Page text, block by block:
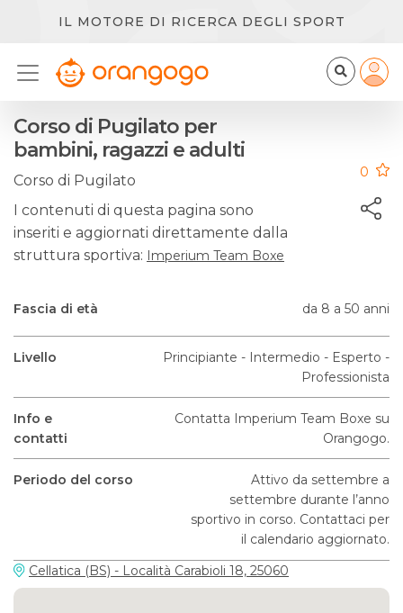
IL MOTORE DI RICERCA DEGLI SPORT
Corso di Pugilato per
bambini, ragazzi e adulti
Corso di Pugilato
I contenuti di questa pagina sono
inseriti e aggiornati direttamente dalla
struttura sportiva: Imperium Team Boxe
0
Fascia di età da 8 a 50 anni
Livello
Principiante - Intermedio - Esperto -
Professionista
Info e
contatti
Contatta Imperium Team Boxe su
Orangogo.
Periodo del corso
Attivo da settembre a
settembre durante l’anno
sportivo in corso. Contattaci per
il calendario aggiornato.
Cellatica (BS) - Località Carabioli 18, 25060